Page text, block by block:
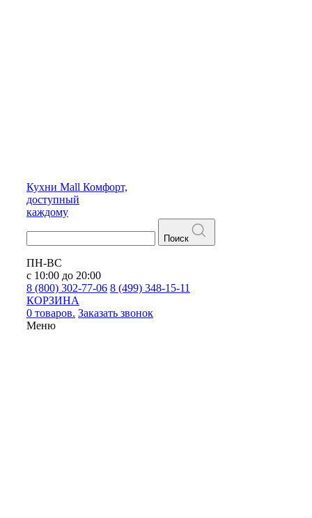
Кухни Mall Комфорт,
доступный
каждому
Поиск
ПН-ВС
с 10:00 до 20:00
8 (800) 302-77-06 8 (499) 348-15-11
КОРЗИНА
0 товаров. Заказать звонок
Меню